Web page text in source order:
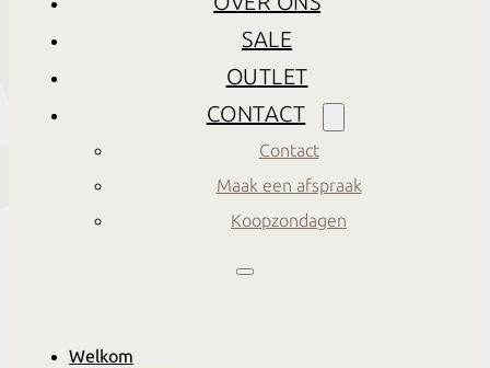
SALE
OUTLET
CONTACT
Contact
Maak een afspraak
Koopzondagen
Welkom